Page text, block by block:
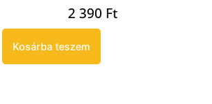
2 390 Ft
Kosárba teszem